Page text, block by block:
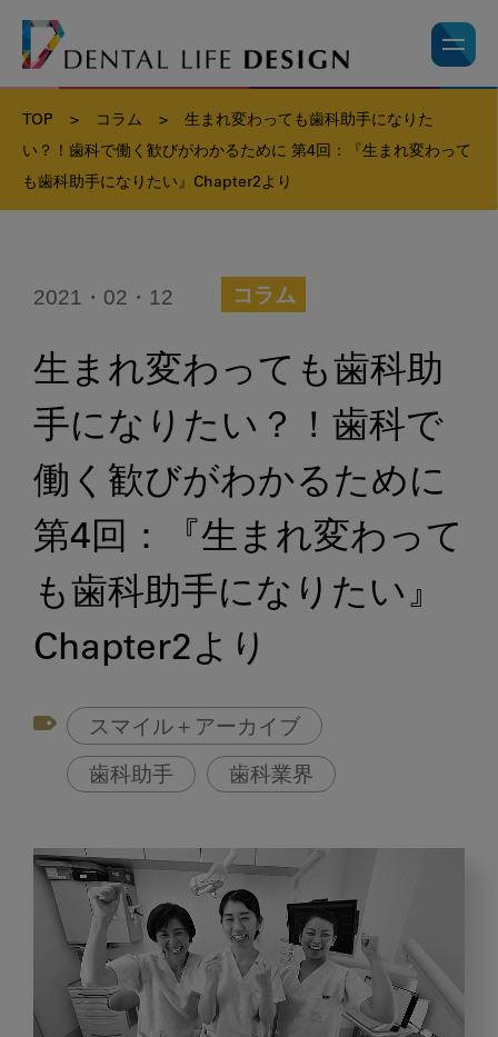
TOP > コラム >
生まれ変わっても歯科助手になりた
い？！歯科で働く歓びがわかるために 第4回：『生まれ変わって
も歯科助手になりたい』Chapter2より
2021・02・12 コラム
生まれ変わっても歯科助
手になりたい？！歯科で
働く歓びがわかるために
第4回：『生まれ変わって
も歯科助手になりたい』
Chapter2より
スマイル＋アーカイブ
歯科助手 歯科業界